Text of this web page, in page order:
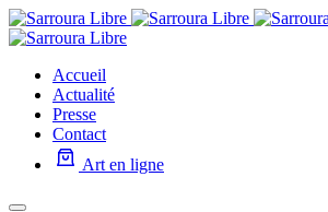
Accueil
Actualité
Presse
Contact
Art en ligne